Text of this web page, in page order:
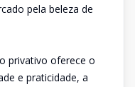
pela beleza de
privativo oferece o
e praticidade, a